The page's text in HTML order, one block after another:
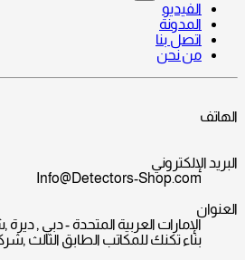
الفيديو
المدونة
اتصل بنا
من نحن
الهاتف
البريد الإلكتروني
Info@Detectors-Shop.com
العنوان
الإمارات العربية المتحدة - دبي ,
بناء تكنك للمكاتب الطابق الثالث ,شركة